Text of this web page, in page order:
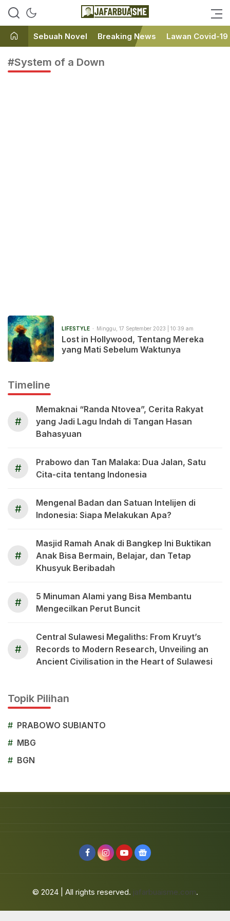
JafarBua
Ini bukan Media Online, Ini
Sebuah Novel Breaking News Lawan Covid-19
#System of a Down
LIFESTYLE Minggu, 17 September 2023 | 10:39 am
Lost in Hollywood, Tentang Mereka
yang Mati Sebelum Waktunya
Timeline
#
Memaknai “Randa Ntovea”, Cerita Rakyat
yang Jadi Lagu Indah di Tangan Hasan
Bahasyuan
#
Prabowo dan Tan Malaka: Dua Jalan, Satu
Cita-cita tentang Indonesia
#
Mengenal Badan dan Satuan Intelijen di
Indonesia: Siapa Melakukan Apa?
#
Masjid Ramah Anak di Bangkep Ini Buktikan
Anak Bisa Bermain, Belajar, dan Tetap
Khusyuk Beribadah
#
5 Minuman Alami yang Bisa Membantu
Mengecilkan Perut Buncit
#
Central Sulawesi Megaliths: From Kruyt’s
Records to Modern Research, Unveiling an
Ancient Civilisation in the Heart of Sulawesi
Topik Pilihan
# PRABOWO SUBIANTO
# MBG
# BGN
© 2024 | All rights reserved. jafarbuaisme.com.